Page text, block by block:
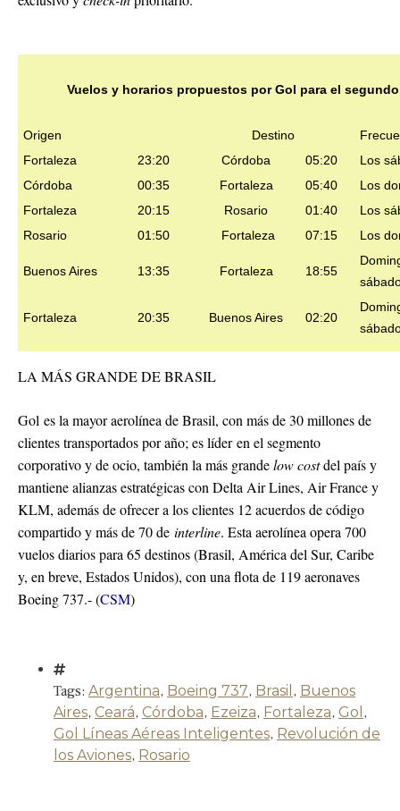
Vuelos y horarios propuestos por Gol para el
Origen Destino
Fortaleza
23:20 Córdoba 05:20
Los
Córdoba
00:35 Fortaleza 05:40
Los
Fortaleza
20:15 Rosario 01:40
Los
Rosario
01:50 Fortaleza 07:15 Los
Buenos Aires 13:35 Fortaleza 18:55
Fortaleza 20:35 Buenos Aires 02:20
LA MÁS GRANDE DE BRASIL
Gol es la mayor aerolínea de Brasil, con más de 30 millones de
clientes transportados por año; es líder en el segmento
corporativo y de ocio, también la más grandelow costdel país y
mantiene alianzas estratégicas con Delta Air Lines, Air France y
KLM, además de ofrecer a los clientes 12 acuerdos de código
compartido y más de 70 de interline. Esta aerolínea opera 700
vuelos diarios para 65 destinos (Brasil, América del Sur, Caribe
y, en breve, Estados Unidos), con una flota de 119 aeronaves
Boeing 737.- (CSM)
Tags: Argentina, Boeing 737, Brasil , Buenos
Aires, Ceará, Córdoba, Ezeiza, Fortaleza, Gol ,
Gol Líneas Aéreas Inteligentes, Revolución de
los Aviones, Rosario